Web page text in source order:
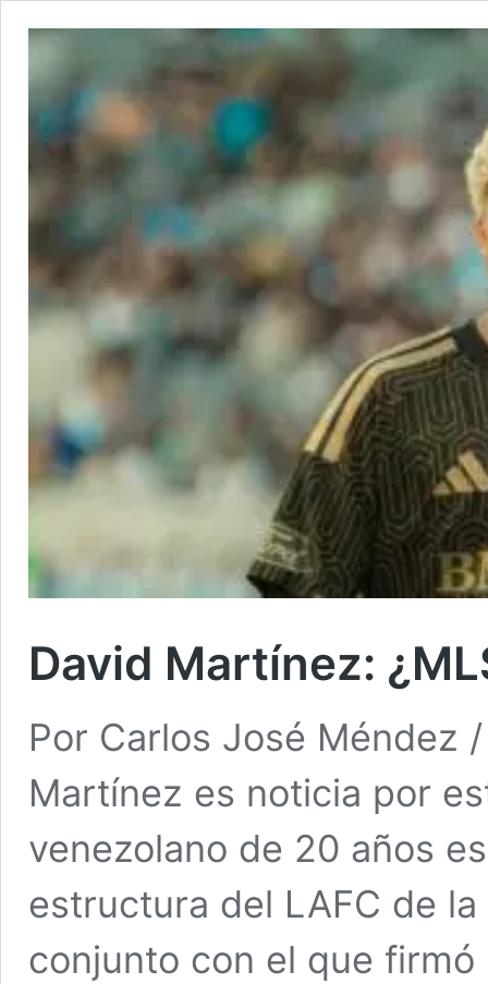
David Martínez:
Por Carlos José Méndez
Martínez es noticia por
venezolano de 20 años
estructura del LAFC de
conjunto con el que